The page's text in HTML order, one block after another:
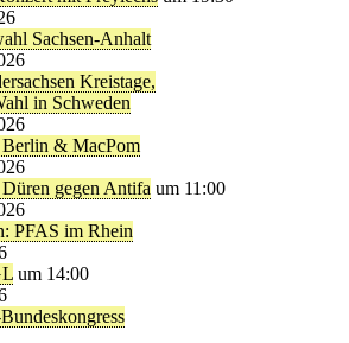
Sachsen-Anhalt
Kreistage,
in Schweden
& MacPom
gegen Antifa um 11:00
PFAS im Rhein
um 14:00